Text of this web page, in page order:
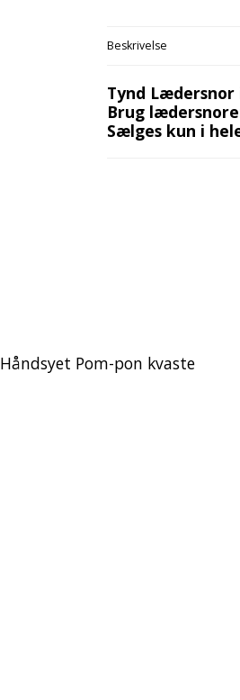
Beskrivelse
Tynd
Brug
Sælges kun i
Håndsyet Pom-pon kvaste